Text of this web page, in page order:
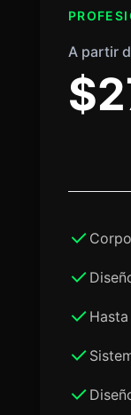
A partir
Hasta